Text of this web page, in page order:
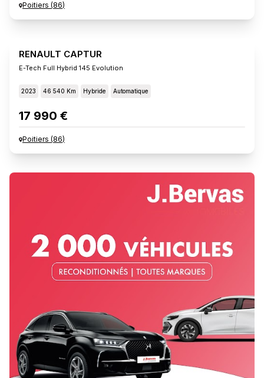
Poitiers (86)
RENAULT CAPTUR
E-Tech Full Hybrid 145 Evolution
2023 46 540 Km Hybride Automatique
17 990 €
Poitiers (86)